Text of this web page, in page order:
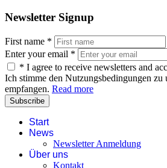
Newsletter Signup
First name *
Enter your email *
* I agree to receive newsletters and
Ich stimme den Nutzungsbedingungen zu
empfangen. Read more
Subscribe
Start
News
Newsletter Anmeldung
Über uns
Kontakt